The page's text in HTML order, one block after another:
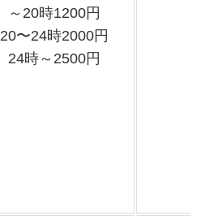
～20時1200円
20〜24時2000円
24時～2500円